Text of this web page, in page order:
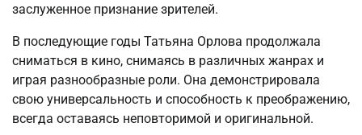
заслуженное признание зрителей.
В последующие годы Татьяна Орлова продолжала
сниматься в кино, снимаясь в различных жанрах и
играя разнообразные роли. Она демонстрировала
свою универсальность и способность к преображению,
всегда оставаясь неповторимой и оригинальной.